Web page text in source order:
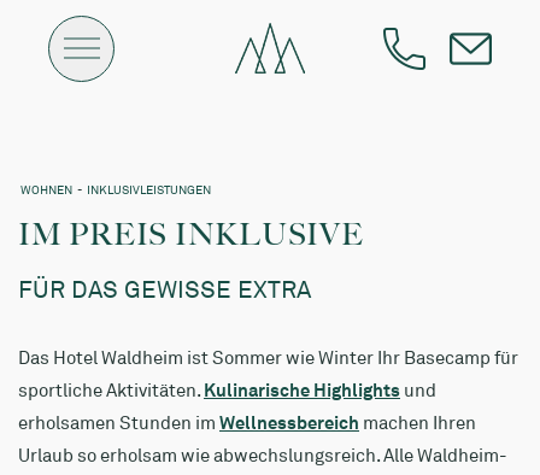
WOHNEN - INKLUSIVLEISTUNGEN
IM PREIS INKLUSIVE
FÜR DAS GEWISSE EXTRA
Das Hotel Waldheim ist Sommer wie Winter Ihr Basecamp für
sportliche Aktivitäten. Kulinarische Highlights und
erholsamen Stunden im Wellnessbereich machen Ihren
Urlaub so erholsam wie abwechslungsreich. Alle Waldheim-